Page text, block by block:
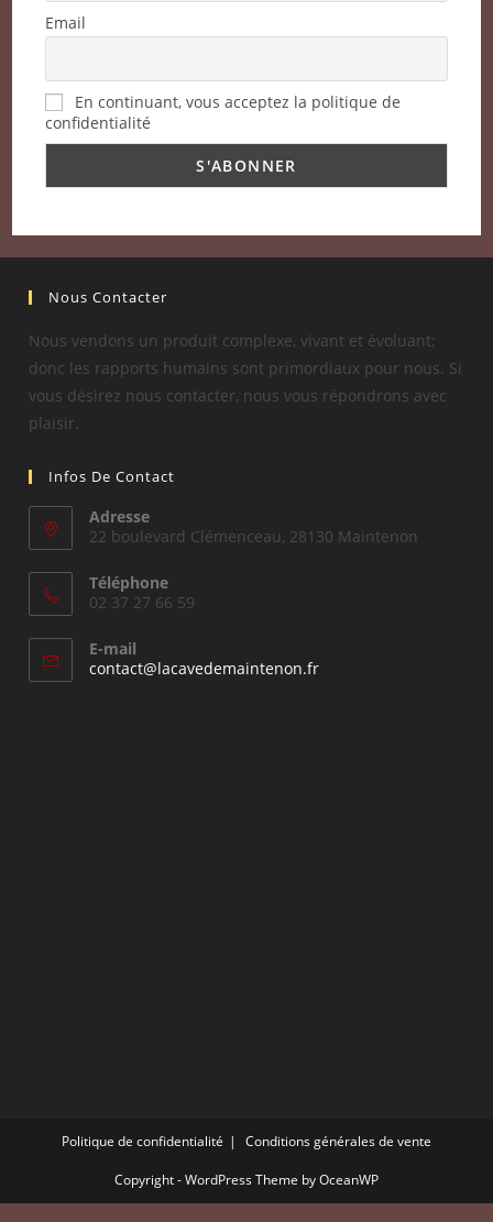
Email
En continuant, vous acceptez la politique de
confidentialité
Nous Contacter
Nous vendons un produit complexe, vivant et évoluant;
donc les rapports humains sont primordiaux pour nous. Si
vous désirez nous contacter, nous vous répondrons avec
plaisir.
Infos De Contact
Adresse
22 boulevard Clémenceau, 28130 Maintenon
Téléphone
02 37 27 66 59
E-mail
contact@lacavedemaintenon.frS’ouvre
Politique de confidentialité Conditions générales de vente
Copyright - WordPress Theme by OceanWP